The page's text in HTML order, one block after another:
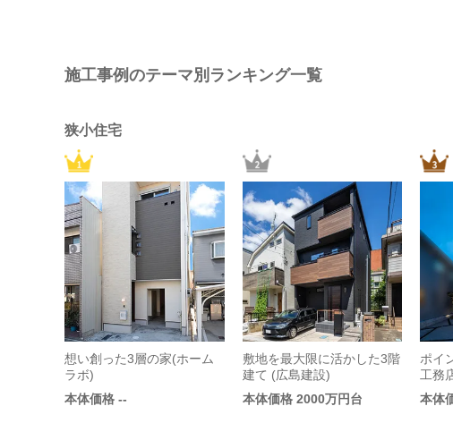
施工事例のテーマ別ランキング一覧
狭小住宅
想い創った3層の家(ホーム
ラボ)
本体価格 --
敷地を最大限に活かした3階
建て (広島建設)
本体価格 2000万円台
ポイ
工務
本体